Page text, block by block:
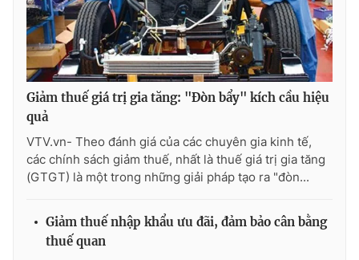
Giảm thuế giá trị gia tăng: "Đòn bẩy" kích cầu hiệu
quả
VTV.vn- Theo đánh giá của các chuyên gia kinh tế,
các chính sách giảm thuế, nhất là thuế giá trị gia tăng
(GTGT) là một trong những giải pháp tạo ra "đòn...
Giảm thuế nhập khẩu ưu đãi, đảm bảo cân bằng
thuế quan